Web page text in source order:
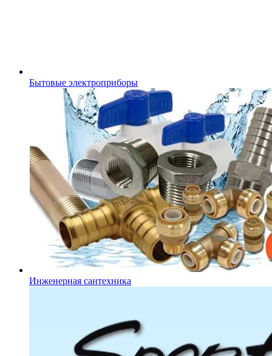
Бытовые электроприборы
Инженерная сантехника